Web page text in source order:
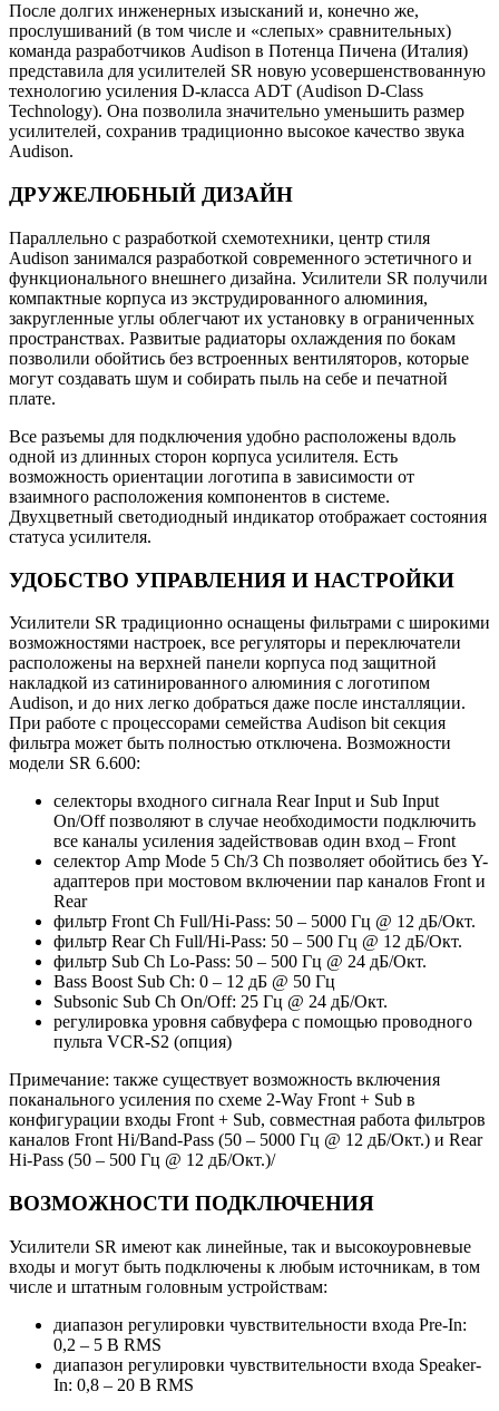
После долгих инженерных изысканий и, конечно же,
прослушиваний (в том числе и «слепых» сравнительных)
команда разработчиков Audison в Потенца Пичена (Италия)
представила для усилителей SR новую усовершенствованную
технологию усиления D-класса ADT (Audison D-Class
Technology). Она позволила значительно уменьшить размер
усилителей, сохранив традиционно высокое качество звука
Audison.
ДРУЖЕЛЮБНЫЙ ДИЗАЙН
Параллельно с разработкой схемотехники, центр стиля
Audison занимался разработкой современного эстетичного и
функционального внешнего дизайна. Усилители SR получили
компактные корпуса из экструдированного алюминия,
закругленные углы облегчают их установку в ограниченных
пространствах. Развитые радиаторы охлаждения по бокам
позволили обойтись без встроенных вентиляторов, которые
могут создавать шум и собирать пыль на себе и печатной
плате.
Все разъемы для подключения удобно расположены вдоль
одной из длинных сторон корпуса усилителя. Есть
возможность ориентации логотипа в зависимости от
взаимного расположения компонентов в системе.
Двухцветный светодиодный индикатор отображает состояния
статуса усилителя.
УДОБСТВО УПРАВЛЕНИЯ И НАСТРОЙКИ
Усилители SR традиционно оснащены фильтрами с широкими
возможностями настроек, все регуляторы и переключатели
расположены на верхней панели корпуса под защитной
накладкой из сатинированного алюминия с логотипом
Audison, и до них легко добраться даже после инсталляции.
При работе с процессорами семейства Audison bit секция
фильтра может быть полностью отключена. Возможности
модели SR 6.600:
селекторы входного сигнала Rear Input и Sub Input
On/Off позволяют в случае необходимости подключить
все каналы усиления задействовав один вход – Front
селектор Amp Mode 5 Ch/3 Ch позволяет обойтись без Y-
адаптеров при мостовом включении пар каналов Front и
Rear
фильтр Front Ch Full/Hi-Pass: 50 – 5000 Гц @ 12 дБ/Окт.
фильтр Rear Ch Full/Hi-Pass: 50 – 500 Гц @ 12 дБ/Окт.
фильтр Sub Ch Lo-Pass: 50 – 500 Гц @ 24 дБ/Окт.
Bass Boost Sub Ch: 0 – 12 дБ @ 50 Гц
Subsonic Sub Ch On/Off: 25 Гц @ 24 дБ/Окт.
регулировка уровня сабвуфера с помощью проводного
пульта VCR-S2 (опция)
Примечание: также существует возможность включения
поканального усиления по схеме 2-Way Front + Sub в
конфигурации входы Front + Sub, совместная работа фильтров
каналов Front Hi/Band-Pass (50 – 5000 Гц @ 12 дБ/Окт.) и Rear
Hi-Pass (50 – 500 Гц @ 12 дБ/Окт.)/
ВОЗМОЖНОСТИ ПОДКЛЮЧЕНИЯ
Усилители SR имеют как линейные, так и высокоуровневые
входы и могут быть подключены к любым источникам, в том
числе и штатным головным устройствам:
диапазон регулировки чувствительности входа Pre-In:
0,2 – 5 В RMS
диапазон регулировки чувствительности входа Speaker-
In: 0,8 – 20 В RMS